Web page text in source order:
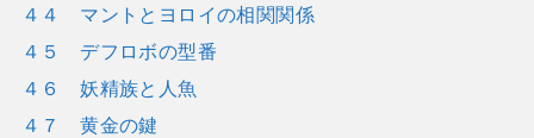
４４ マントとヨロイの相関関係
４５ デフロボの型番
４６ 妖精族と人魚
４７ 黄金の鍵